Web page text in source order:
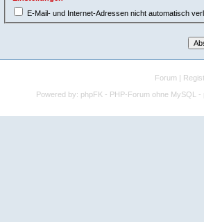
E-Mail- und Internet-Adressen nicht automatisch
Forum |
Powered by: phpFK - PHP-Forum ohne MySQL -